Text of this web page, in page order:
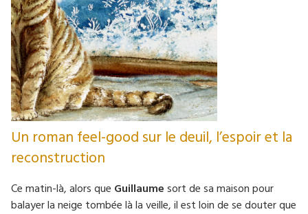
Un roman feel-good sur le deuil, l’espoir et la
reconstruction
Ce matin-là, alors que Guillaumesort de sa maison pour
balayer la neige tombée là la veille, il est loin de se douter que